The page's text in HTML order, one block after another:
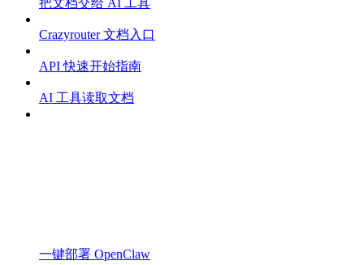
把文档交给 AI 工具
Crazyrouter 文档入口
API 快速开始指南
AI 工具读取文档
一键部署 OpenClaw